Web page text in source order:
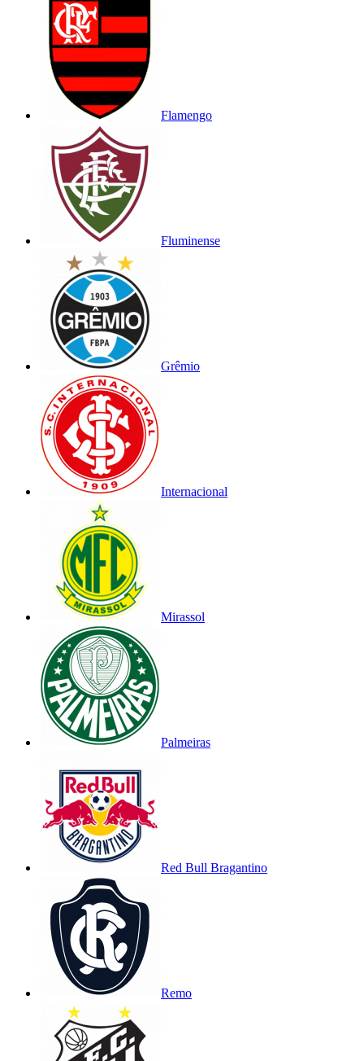
Flamengo
Fluminense
Grêmio
Internacional
Mirassol
Palmeiras
Red Bull Bragantino
Remo